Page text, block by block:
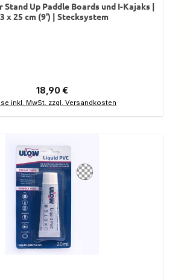
Stand Up Paddle Boards und I-Kajaks |
x 25 cm (9') | Stecksystem
Regulärer Preis:
18,90 €
inkl. MwSt. zzgl. Versandkosten